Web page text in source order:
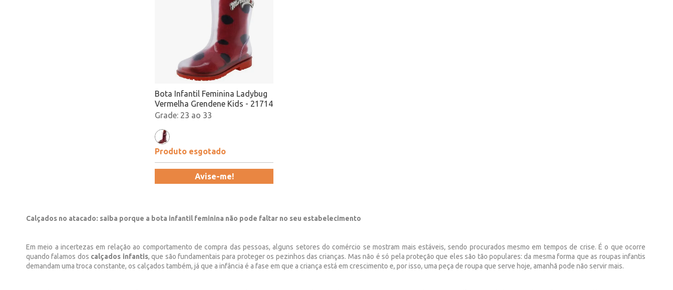
Bota Infantil Feminina Ladybug
Vermelha Grendene Kids - 21714
23 ao 33
Produto esgotado
Avise-me!
Calçados no atacado: saiba porque a bota infantil feminina não pode faltar no seu estabelecimento
Em meio a incertezas em relação ao comportamento de compra das pessoas, alguns setores do comércio se mostram mais estáveis, sendo procurados mesmo em tempos de crise. É o que ocorre
quando falamos dos calçados infantis, que são fundamentais para proteger os pezinhos das crianças. Mas não é só pela proteção que eles são tão populares: da mesma forma que as roupas infantis
demandam uma troca constante, os calçados também, já que a infância é a fase em que a criança está em crescimento e, por isso, uma peça de roupa que serve hoje, amanhã pode não servir mais.